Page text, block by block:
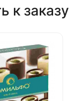
к заказу